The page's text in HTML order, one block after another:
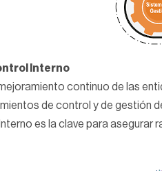
Interno
continuo de las
de control y de gestión
es la clave para asegurar